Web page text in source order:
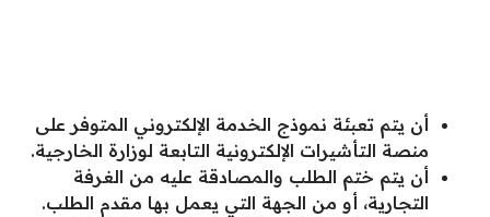
أن يتم تعبئة نموذج الخدمة الإلكتروني المتوفر على
منصة التأشيرات الإلكترونية التابعة لوزارة الخارجية.
أن يتم ختم الطلب والمصادقة عليه من الغرفة
التجارية، أو من الجهة التي يعمل بها مقدم الطلب.